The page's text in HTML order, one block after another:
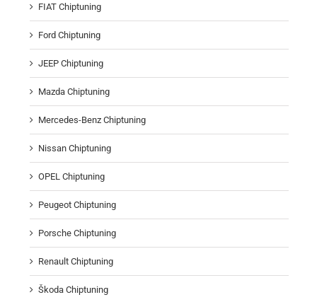
FIAT Chiptuning
Ford Chiptuning
JEEP Chiptuning
Mazda Chiptuning
Mercedes-Benz Chiptuning
Nissan Chiptuning
OPEL Chiptuning
Peugeot Chiptuning
Porsche Chiptuning
Renault Chiptuning
Škoda Chiptuning